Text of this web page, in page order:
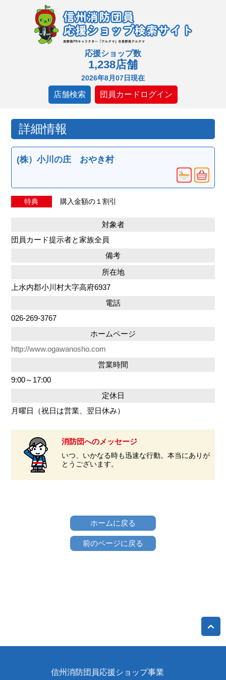
応援ショップ数
1,238店舗
2026年8月07日現在
店舗検索 団員カードログイン
詳細情報
(株）小川の庄 おやき村
特典 購入金額の１割引
対象者
団員カード提示者と家族全員
備考
所在地
上水内郡小川村大字高府6937
電話
026-269-3767
ホームページ
http://www.ogawanosho.com
営業時間
9:00～17:00
定休日
月曜日（祝日は営業、翌日休み）
消防団へのメッセージ
いつ、いかなる時も迅速な行動。本当にありが
とうございます。
ホームに戻る
前のページに戻る
信州消防団員応援ショップ事業